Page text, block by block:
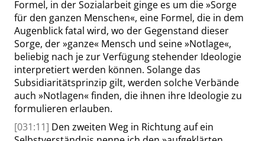
Formel, in der Sozialarbeit ginge es um die»Sorge
für den ganzen Menschen«, eine Formel, die in dem
Augenblick fatal wird, wo der Gegenstand dieser
Sorge, der»ganze« Mensch und seine»Notlage«,
beliebig nach je zur Verfügung stehender Ideologie
interpretiert werden können. Solange das
Subsidiaritätsprinzip gilt, werden solche Verbände
auch »Notlagen«finden, die ihnen ihre Ideologie zu
formulieren erlauben.
[031:11] Den zweiten Weg in Richtung auf ein